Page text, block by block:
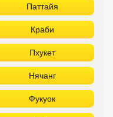
Куба
Бали
аквапарком
фильтры